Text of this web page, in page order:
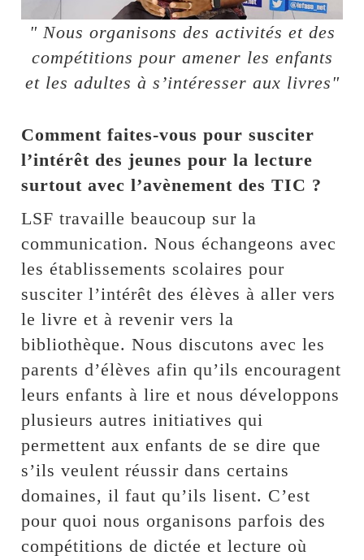
" Nous organisons des activités et des
compétitions pour amener les enfants
et les adultes à s’intéresser aux livres"
Comment faites-vous pour susciter
l’intérêt des jeunes pour la lecture
surtout avec l’avènement des TIC ?
LSF travaille beaucoup sur la
communication. Nous échangeons avec
les établissements scolaires pour
susciter l’intérêt des élèves à aller vers
le livre et à revenir vers la
bibliothèque. Nous discutons avec les
parents d’élèves afin qu’ils encouragent
leurs enfants à lire et nous développons
plusieurs autres initiatives qui
permettent aux enfants de se dire que
s’ils veulent réussir dans certains
domaines, il faut qu’ils lisent. C’est
pour quoi nous organisons parfois des
compétitions de dictée et lecture où